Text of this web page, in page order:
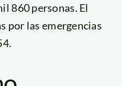
860 personas. El
por las emergencias